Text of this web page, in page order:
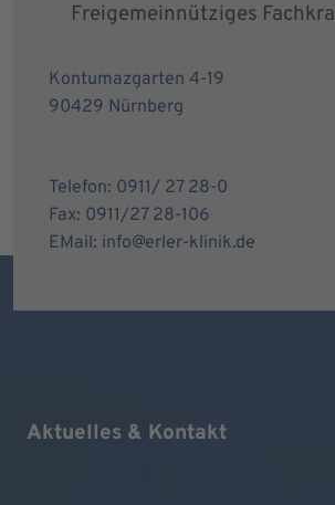
Freigemeinnütziges
Kontumazgarten 4-19
90429 Nürnberg
Telefon: 0911/ 27 28-0
Fax: 0911/27 28-106
EMail: info@erler-klinik.de
Aktuelles & Kontakt